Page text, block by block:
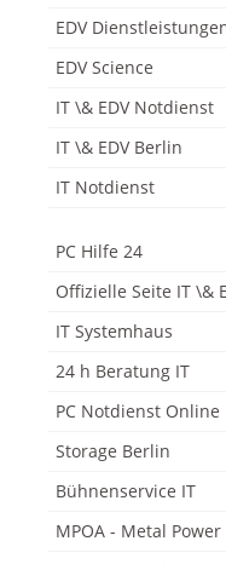
EDV
EDV Science
IT \& EDV Notdienst
IT \& EDV Berlin
IT Notdienst
PC Hilfe 24
Offizielle Seite IT \&
IT Systemhaus
24 h Beratung IT
PC Notdienst Online
Storage Berlin
Bühnenservice IT
MPOA - Metal